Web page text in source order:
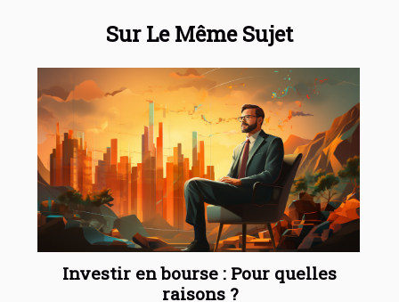
Sur Le Même Sujet
Investir en bourse : Pour quelles
raisons ?